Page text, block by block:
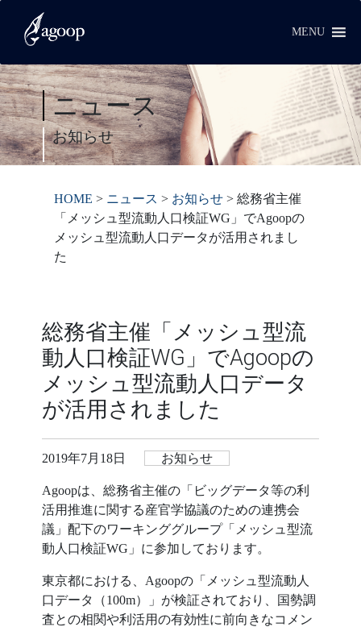
MENU
ニュース
お知らせ
HOME > ニュース > お知らせ >総務省主催
「メッシュ型流動人口検証WG」でAgoopの
メッシュ型流動人口データが活用されまし
た
総務省主催「メッシュ型流
動人口検証WG」でAgoopの
メッシュ型流動人口データ
が活用されました
2019年7月18日 お知らせ
Agoopは、総務省主催の「ビッグデータ等の利
活用推進に関する産官学協議のための連携会
議」配下のワーキンググループ「メッシュ型流
動人口検証WG」に参加しております。
東京都における、Agoopの「メッシュ型流動人
口データ（100m）」が検証されており、国勢調
査との相関や利活用の有効性に前向きなコメン